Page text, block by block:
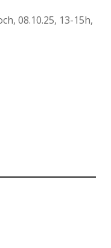
08.10.25, 13-15h,